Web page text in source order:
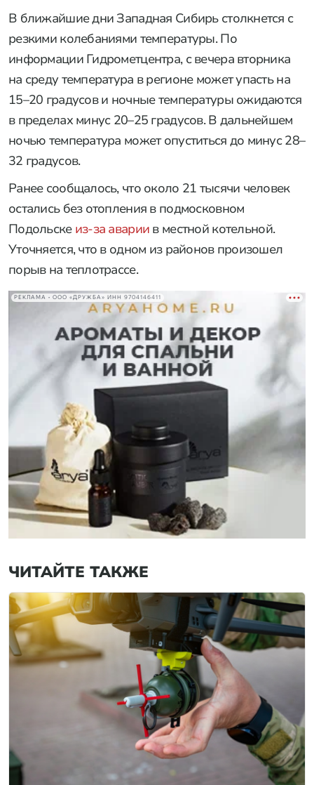
В ближайшие дни Западная Сибирь столкнется с
резкими колебаниями температуры. По
информации Гидрометцентра, с вечера вторника
на среду температура в регионе может упасть на
15–20 градусов и ночные температуры ожидаются
в пределах минус 20–25 градусов. В дальнейшем
ночью температура может опуститься до минус 28–
32 градусов.
Ранее сообщалось, что около 21 тысячи человек
остались без отопления в подмосковном
Подольске из-за аварии в местной котельной.
Уточняется, что в одном из районов произошел
порыв на теплотрассе.
РЕКЛАМА • ООО «ДРУЖБА» ИНН 9704146411
ЧИТАЙТЕ ТАКЖЕ